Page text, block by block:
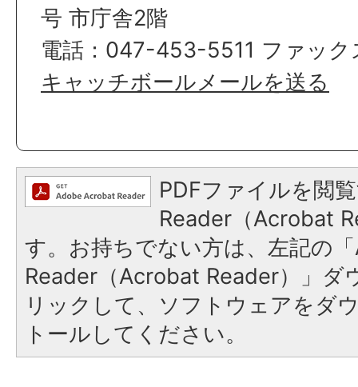
号 市庁舎2階
電話：047-453-5511 ファッ
キャッチボールメールを送る
PDFファイルを閲
Reader（Acrobat
す。お持ちでない方は、左記の
Reader（Acrobat Reader）」ダ
リックして、ソフトウェアをダ
トールしてください。